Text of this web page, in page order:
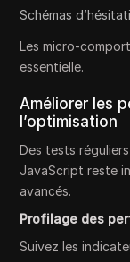
Schémas
Les micro-
essentielle.
Améliorer les
l’optimisation
Des tests
JavaScript reste
avancés.
Profilage des
Suivez les